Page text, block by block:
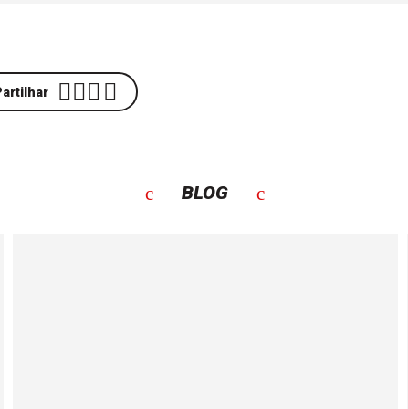
BLOG